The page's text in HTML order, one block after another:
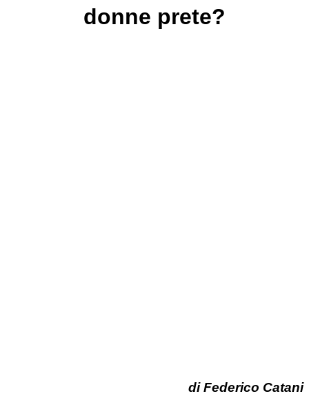
donne prete?
di Federico Catani